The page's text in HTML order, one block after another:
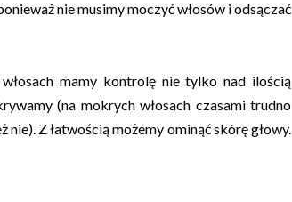
nie musimy moczyć włosów i odsączać
mamy kontrolę nie tylko nad ilością
(na mokrych włosach czasami trudno
nie). Z łatwością możemy ominąć skórę głowy.